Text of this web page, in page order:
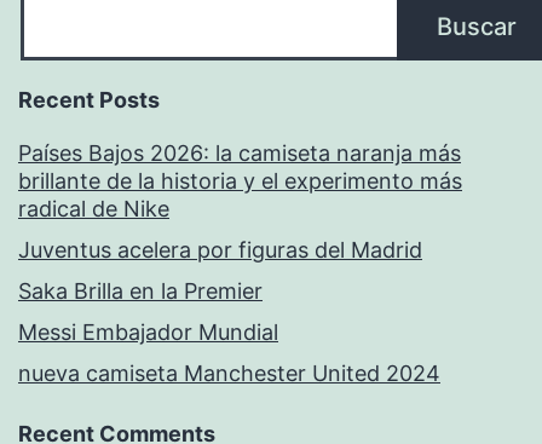
Buscar
Recent Posts
Países Bajos 2026: la camiseta naranja más
brillante de la historia y el experimento más
radical de Nike
Juventus acelera por figuras del Madrid
Saka Brilla en la Premier
Messi Embajador Mundial
nueva camiseta Manchester United 2024
Recent Comments